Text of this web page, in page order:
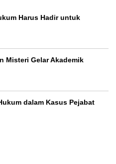
Harus Hadir untuk
Misteri Gelar Akademik
dalam Kasus Pejabat